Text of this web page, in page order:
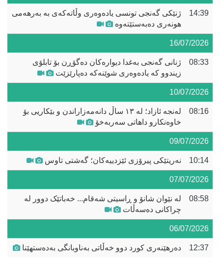
14:39
ژنێکی گەنجی تونسی یادەوەری وڵاتەکەی بە بەرهەمی
هونەری دەبەستێتەوە
16/07/2026
08:33
ژنانی گەنجی بەغدا دیوارەکان دەگۆڕن بۆ تابلۆی
زیندوو کە یادەوەری شوێنەکە دەپارێزێت
10/07/2026
08:16
لەنجە ئازاد؛ لە ١٣ ساڵ دانەمەزاراندن و بێکاریی بۆ
خاوەنکارو داهاتی سەربەخۆ
09/07/2026
10:14 نەریتێکی پیرۆزی ئێزدییەکان؛ گەشتی تاوس
07/07/2026
08:58
لە نێوان شانۆ و ڕاسیتی شەقام... خەباتێک دوور لە
چراکانی دەسەڵات
06/07/2026
12:37 دەرهێنەری کورد دوو خەڵاتی بەناوبانگی بەدەستهێنا